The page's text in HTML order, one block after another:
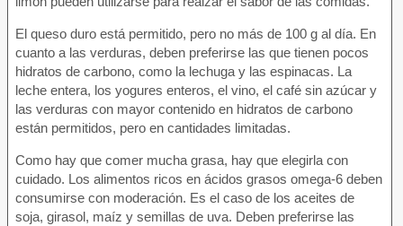
El queso duro está permitido, pero no más de 100 g al día. En
cuanto a las verduras, deben preferirse las que tienen pocos
hidratos de carbono, como la lechuga y las espinacas. La
leche entera, los yogures enteros, el vino, el café sin azúcar y
las verduras con mayor contenido en hidratos de carbono
están permitidos, pero en cantidades limitadas.
Como hay que comer mucha grasa, hay que elegirla con
cuidado. Los alimentos ricos en ácidos grasos omega-6 deben
consumirse con moderación. Es el caso de los aceites de
soja, girasol, maíz y semillas de uva. Deben preferirse las